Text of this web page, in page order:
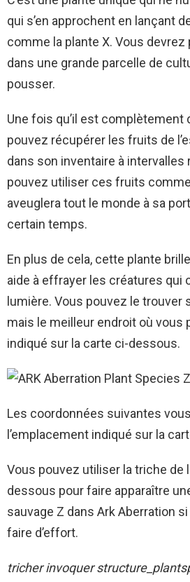
qui s’en approchent en lançant
comme la plante X. Vous devrez
dans une grande parcelle de
pousser.
Une fois qu’il est complètement
pouvez récupérer les fruits de
dans son inventaire à intervalles
pouvez utiliser ces fruits
aveuglera tout le monde à sa
certain temps.
En plus de cela, cette plante
aide à effrayer les créatures qui
lumière. Vous pouvez le trouver
mais le meilleur endroit où vous
indiqué sur la carte ci-dessous.
Les coordonnées suivantes
l’emplacement indiqué sur la
Vous pouvez utiliser la triche de
dessous pour faire apparaître
sauvage Z dans Ark Aberration
faire d’effort.
tricher invoquer